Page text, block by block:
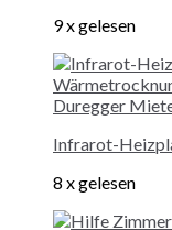
9 x gelesen
Infrarot-
8 x gelesen